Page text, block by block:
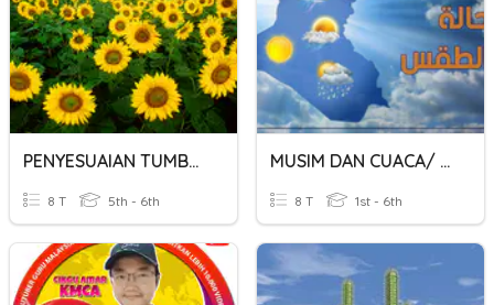
PENYESUAIAN TUMBUHAN TERHADAP IKLIM DAN MUSIM
8 T 5th - 6th
MUSIM DAN CUACA/ الفصل والطقس
8 T 1st - 6th